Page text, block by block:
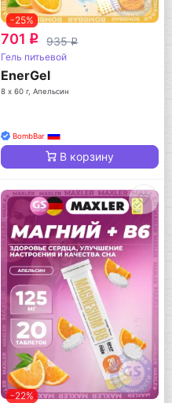
-25%
701 q 935q
Гель питьевой
EnerGel
8 х 60 г, Апельсин
BombBar
В корзину
-22%